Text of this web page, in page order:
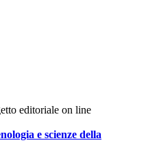
editoriale on line
e scienze della